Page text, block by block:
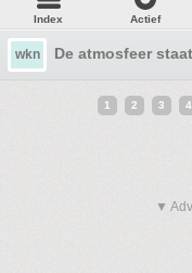
Index Actief
wkn De atmosfeer
1 2 3 4
▼